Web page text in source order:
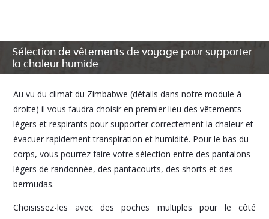
Sélection de vêtements de voyage pour supporter
la chaleur humide
Au vu du climat du Zimbabwe (détails dans notre module à
droite) il vous faudra choisir en premier lieu des vêtements
légers et respirants pour supporter correctement la chaleur et
évacuer rapidement transpiration et humidité. Pour le bas du
corps, vous pourrez faire votre sélection entre des pantalons
légers de randonnée, des pantacourts, des shorts et des
bermudas.
Choisissez-les avec des poches multiples pour le côté